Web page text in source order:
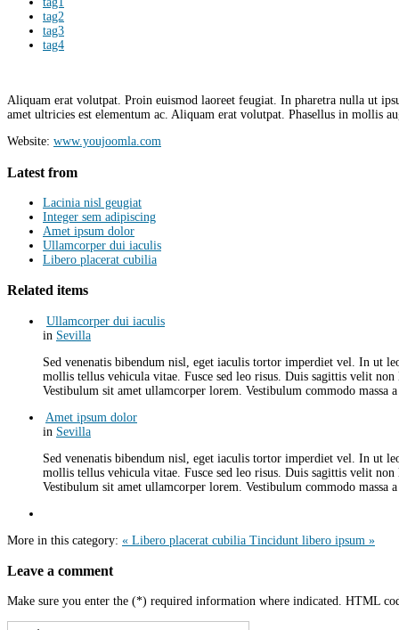
tag2
tag3
tag4
Aliquam erat volutpat. Proin euismod laoreet feugiat. In pharetra nulla ut
amet ultricies est elementum ac. Aliquam erat volutpat. Phasellus in mollis
Website: www.youjoomla.com
Latest from
Lacinia nisl geugiat
Integer sem adipiscing
Amet ipsum dolor
Ullamcorper dui iaculis
Libero placerat cubilia
Related items
Ullamcorper dui iaculis
in Sevilla
Sed venenatis bibendum nisl, eget iaculis tortor imperdiet vel. In ut
mollis tellus vehicula vitae. Fusce sed leo risus. Duis sagittis velit
Vestibulum sit amet ullamcorper lorem. Vestibulum commodo massa
Amet ipsum dolor
in Sevilla
Sed venenatis bibendum nisl, eget iaculis tortor imperdiet vel. In ut
mollis tellus vehicula vitae. Fusce sed leo risus. Duis sagittis velit
Vestibulum sit amet ullamcorper lorem. Vestibulum commodo massa
More in this category: « Libero placerat cubilia Tincidunt libero ipsum »
Leave a comment
Make sure you enter the (*) required information where indicated. HTML